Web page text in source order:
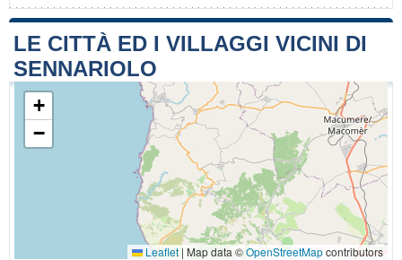
LE CITTÀ ED I VILLAGGI VICINI DI
SENNARIOLO
+
−
Leaflet | Map data ©OpenStreetMapcontributors